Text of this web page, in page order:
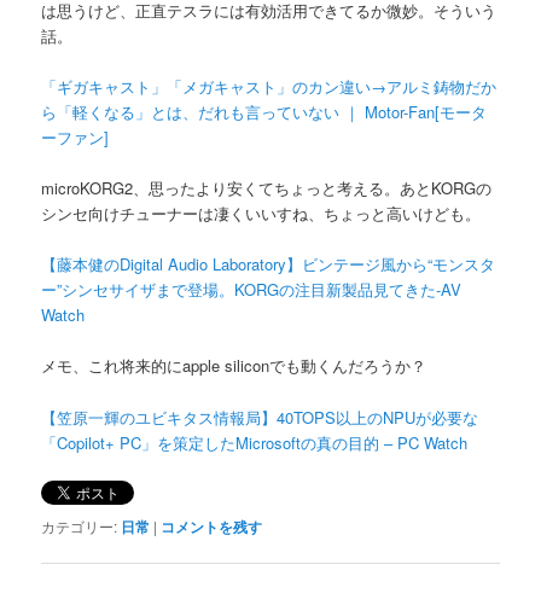
は思うけど、正直テスラには有効活用できてるか微妙。そういう
話。
「ギガキャスト」「メガキャスト」のカン違い→アルミ鋳物だか
ら「軽くなる」とは、だれも言っていない ｜ Motor-Fan[モータ
ーファン]
microKORG2、思ったより安くてちょっと考える。あとKORGの
シンセ向けチューナーは凄くいいすね、ちょっと高いけども。
【藤本健のDigital Audio Laboratory】ビンテージ風から“モンスタ
ー”シンセサイザまで登場。KORGの注目新製品見てきた-AV
Watch
メモ、これ将来的にapple siliconでも動くんだろうか？
【笠原一輝のユビキタス情報局】40TOPS以上のNPUが必要な
「Copilot+ PC」を策定したMicrosoftの真の目的 – PC Watch
カテゴリー: 日常 | コメントを残す